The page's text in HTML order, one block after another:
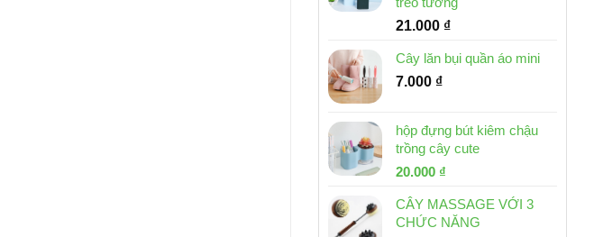
21.000 ₫
Cây lăn bụi quần áo mini
7.000 ₫
hộp đựng bút kiêm chậu
trồng cây cute
Giá
là:
30.000 ₫.
20.000 ₫
tại
là:
CÂY MASSAGE VỚI 3
CHỨC NĂNG